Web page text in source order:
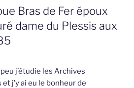
Bras de Fer époux
dame du Plessis aux
j’étudie les Archives
j’y ai eu le bonheur de